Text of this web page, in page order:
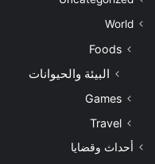
World
Foods
البيئة والحيوانات
Games
Travel
أحداث وقضايا